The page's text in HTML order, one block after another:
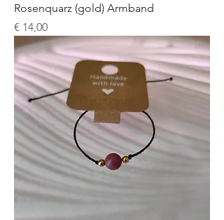
Rosenquarz (gold) Armband
Preis
€ 14,00